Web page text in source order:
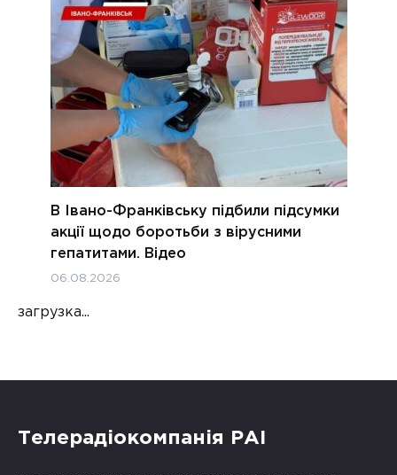
В Івано-Франківську підбили підсумки
акції щодо боротьби з вірусними
гепатитами. Відео
06.08.2026
загрузка...
Телерадіокомпанія РАІ